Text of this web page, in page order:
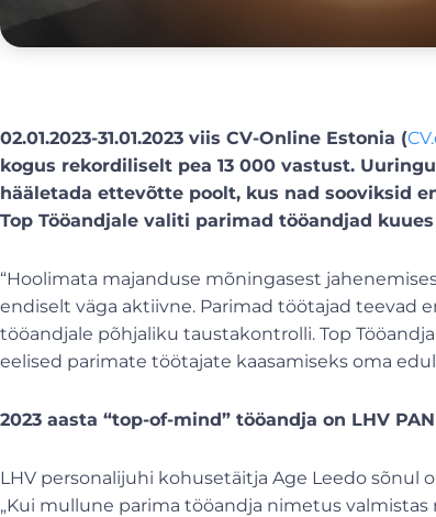
02.01.2023-31.01.2023 viis CV-Online Estonia (
kogus rekordiliselt pea 13 000 vastust.
hääletada ettevõtte poolt, kus nad sooviksid
Top Tööandjale valiti parimad tööandjad
“Hoolimata majanduse mõningasest
endiselt väga aktiivne. Parimad töötajad
tööandjale põhjaliku taustakontrolli. Top
eelised parimate töötajate kaasamiseks oma
2023 aasta “top-of-mind” tööandja on LHV
LHV personalijuhi kohusetäitja Age Leedo
„Kui mullune parima tööandja nimetus